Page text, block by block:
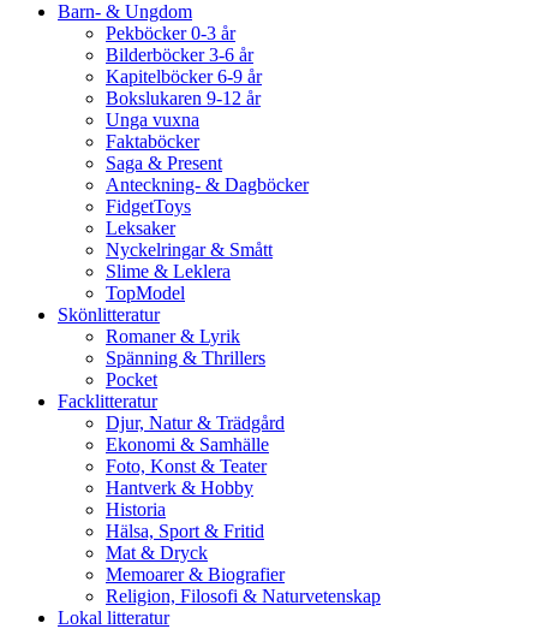
Barn- & Ungdom
Pekböcker 0-3 år
Bilderböcker 3-6 år
Kapitelböcker 6-9 år
Bokslukaren 9-12 år
Unga vuxna
Faktaböcker
Saga & Present
Anteckning- & Dagböcker
FidgetToys
Leksaker
Nyckelringar & Smått
Slime & Leklera
TopModel
Skönlitteratur
Romaner & Lyrik
Spänning & Thrillers
Pocket
Facklitteratur
Djur, Natur & Trädgård
Ekonomi & Samhälle
Foto, Konst & Teater
Hantverk & Hobby
Historia
Hälsa, Sport & Fritid
Mat & Dryck
Memoarer & Biografier
Religion, Filosofi & Naturvetenskap
Lokal litteratur